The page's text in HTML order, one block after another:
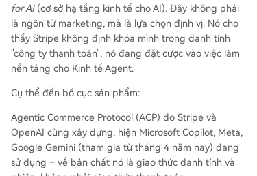
for AI(cơ sở hạ tầng kinh tế cho AI). Đây không phải
là ngôn từ marketing, mà là lựa chọn định vị. Nó cho
thấy Stripe không định khóa mình trong danh tính
"công ty thanh toán", nó đang đặt cược vào việc làm
nền tảng cho Kinh tế Agent.
Cụ thể đến bố cục sản phẩm:
Agentic Commerce Protocol (ACP) do Stripe và
OpenAI cùng xây dựng, hiện Microsoft Copilot, Meta,
Google Gemini (tham gia từ tháng 4 năm nay) đang
sử dụng – về bản chất nó là giao thức danh tính và